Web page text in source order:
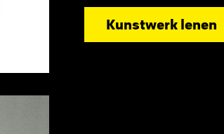
Kunstwerk lenen